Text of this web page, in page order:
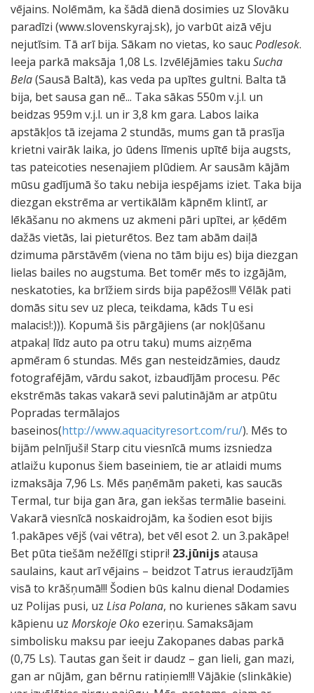
vējains. Nolēmām, ka šādā dienā dosimies uz Slovāku
paradīzi (www.slovenskyraj.sk), jo varbūt aizā vēju
nejutīsim. Tā arī bija. Sākam no vietas, ko saucPodlesok.
Ieeja parkā maksāja 1,08 Ls. Izvēlējāmies taku Sucha
Bela(Sausā Baltā), kas veda pa upītes gultni. Balta tā
bija, bet sausa gan nē... Taka sākas 550m v.j.l. un
beidzas 959m v.j.l. un ir 3,8 km gara. Labos laika
apstākļos tā izejama 2 stundās, mums gan tā prasīja
krietni vairāk laika, jo ūdens līmenis upītē bija augsts,
tas pateicoties nesenajiem plūdiem. Ar sausām kājām
mūsu gadījumā šo taku nebija iespējams iziet. Taka bija
diezgan ekstrēma ar vertikālām kāpnēm klintī, ar
lēkāšanu no akmens uz akmeni pāri upītei, ar ķēdēm
dažās vietās, lai pieturētos. Bez tam abām daiļā
dzimuma pārstāvēm (viena no tām biju es) bija diezgan
lielas bailes no augstuma. Bet tomēr mēs to izgājām,
neskatoties, ka brīžiem sirds bija papēžos!!! Vēlāk pati
domās situ sev uz pleca, teikdama, kāds Tu esi
malacis!:))). Kopumā šis pārgājiens (ar nokļūšanu
atpakaļ līdz auto pa otru taku) mums aizņēma
apmēram 6 stundas. Mēs gan nesteidzāmies, daudz
fotografējām, vārdu sakot, izbaudījām procesu. Pēc
ekstrēmās takas vakarā sevi palutinājām ar atpūtu
Popradas termālajos
baseinos(http://www.aquacityresort.com/ru/). Mēs to
bijām pelnījuši! Starp citu viesnīcā mums izsniedza
atlaižu kuponus šiem baseiniem, tie ar atlaidi mums
izmaksāja 7,96 Ls. Mēs paņēmām paketi, kas saucās
Termal, tur bija gan āra, gan iekšas termālie baseini.
Vakarā viesnīcā noskaidrojām, ka šodien esot bijis
1.pakāpes vējš (vai vētra), bet vēl esot 2. un 3.pakāpe!
Bet pūta tiešām nežēlīgi stipri! 23.jūnijsatausa
saulains, kaut arī vējains – beidzot Tatrus ieraudzījām
visā to krāšņumā!!! Šodien būs kalnu diena! Dodamies
uz Polijas pusi, uz Lisa Polana, no kurienes sākam savu
kāpienu uz Morskoje Okoezeriņu. Samaksājam
simbolisku maksu par ieeju Zakopanes dabas parkā
(0,75 Ls). Tautas gan šeit ir daudz – gan lieli, gan mazi,
gan ar nūjām, gan bērnu ratiņiem!!! Vājākie (slinkākie)